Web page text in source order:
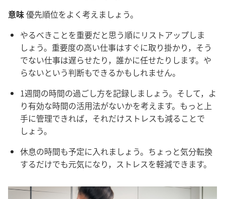
意味優先順位をよく考えましょう。
やるべきことを重要だと思う順にリストアップしま
しょう。重要度の高い仕事はすぐに取り掛かり，そう
でない仕事は遅らせたり，誰かに任せたりします。や
らないという判断もできるかもしれません。
1週間の時間の過ごし方を記録しましょう。そして，よ
り有効な時間の活用法がないかを考えます。もっと上
手に管理できれば，それだけストレスも減ることで
しょう。
休息の時間も予定に入れましょう。ちょっと気分転換
するだけでも元気になり，ストレスを軽減できます。